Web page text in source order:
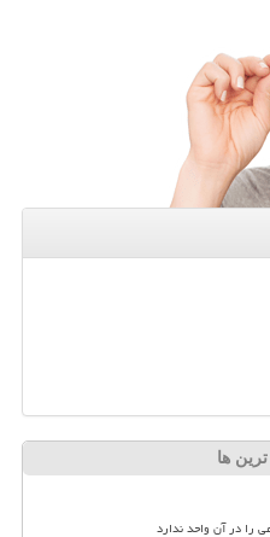
ترین ها
را در آن واحد ندارد